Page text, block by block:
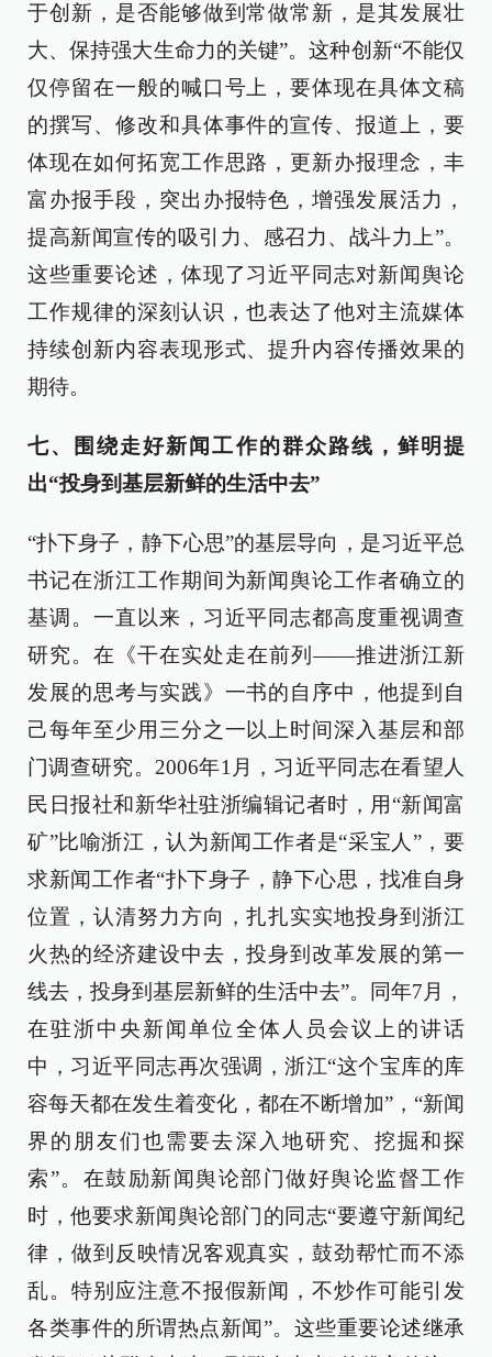
于创新，是否能够做到常做常新，是其发展壮
大、保持强大生命力的关键”。这种创新“不能仅
仅停留在一般的喊口号上，要体现在具体文稿
的撰写、修改和具体事件的宣传、报道上，要
体现在如何拓宽工作思路，更新办报理念，丰
富办报手段，突出办报特色，增强发展活力，
提高新闻宣传的吸引力、感召力、战斗力上”。
这些重要论述，体现了习近平同志对新闻舆论
工作规律的深刻认识，也表达了他对主流媒体
持续创新内容表现形式、提升内容传播效果的
期待。
七、围绕走好新闻工作的群众路线，鲜明提
出“投身到基层新鲜的生活中去”
“扑下身子，静下心思”的基层导向，是习近平总
书记在浙江工作期间为新闻舆论工作者确立的
基调。一直以来，习近平同志都高度重视调查
研究。在《干在实处走在前列——推进浙江新
发展的思考与实践》一书的自序中，他提到自
己每年至少用三分之一以上时间深入基层和部
门调查研究。2006年1月，习近平同志在看望人
民日报社和新华社驻浙编辑记者时，用“新闻富
矿”比喻浙江，认为新闻工作者是“采宝人”，要
求新闻工作者“扑下身子，静下心思，找准自身
位置，认清努力方向，扎扎实实地投身到浙江
火热的经济建设中去，投身到改革发展的第一
线去，投身到基层新鲜的生活中去”。同年7月，
在驻浙中央新闻单位全体人员会议上的讲话
中，习近平同志再次强调，浙江“这个宝库的库
容每天都在发生着变化，都在不断增加”，“新闻
界的朋友们也需要去深入地研究、挖掘和探
索”。在鼓励新闻舆论部门做好舆论监督工作
时，他要求新闻舆论部门的同志“要遵守新闻纪
律，做到反映情况客观真实，鼓劲帮忙而不添
乱。特别应注意不报假新闻，不炒作可能引发
各类事件的所谓热点新闻”。这些重要论述继承